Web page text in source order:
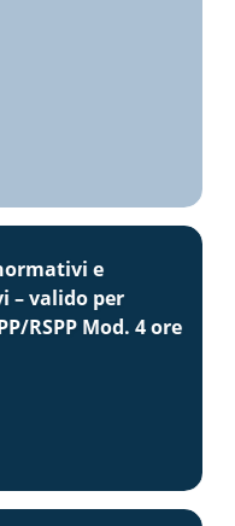
e
– valido per
RSPP Mod. 4 ore